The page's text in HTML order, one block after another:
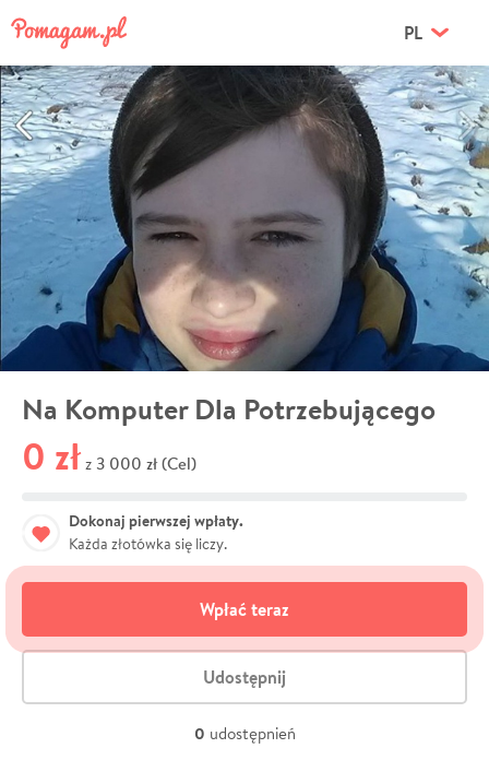
PL
Na Komputer Dla Potrzebującego
0 zł z 3 000 zł (Cel)
Dokonaj pierwszej wpłaty.
Każda złotówka się liczy.
Wpłać teraz
Udostępnij
0 udostępnień